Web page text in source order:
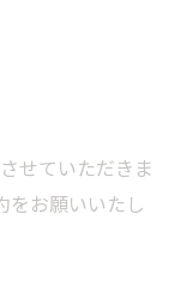
せていただきま
をお願いいたし